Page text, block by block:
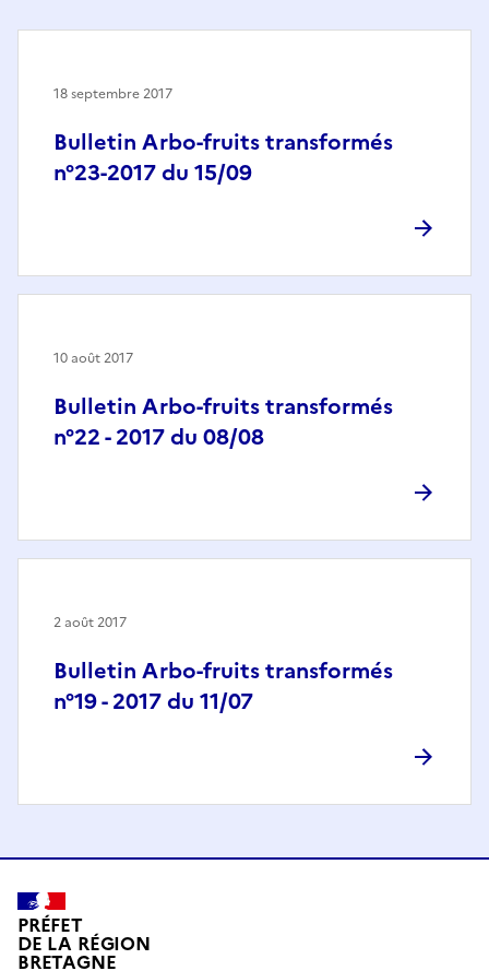
Bulletin Arbo-fruits transformés
n°23-2017 du 15/09
18 septembre 2017
Bulletin Arbo-fruits transformés
n°22 - 2017 du 08/08
10 août 2017
Bulletin Arbo-fruits transformés
n°19 - 2017 du 11/07
2 août 2017
PRÉFET
DE LA RÉGION
BRETAGNE